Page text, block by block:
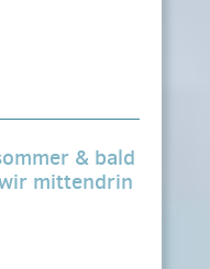
& bald
mittendrin